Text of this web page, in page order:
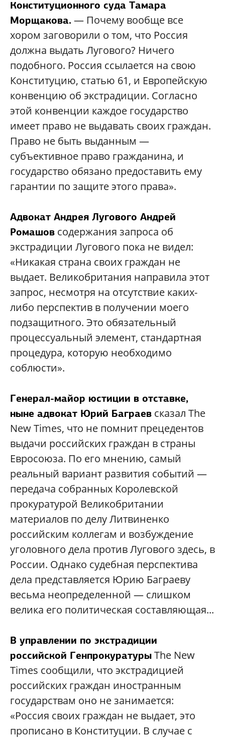
Конституционного суда Тамара
Морщакова. — Почему вообще все
хором заговорили о том, что Россия
должна выдать Лугового? Ничего
подобного. Россия ссылается на свою
Конституцию, статью 61, и Европейскую
конвенцию об экстрадиции. Согласно
этой конвенции каждое государство
имеет право не выдавать своих граждан.
Право не быть выданным —
субъективное право гражданина, и
государство обязано предоставить ему
гарантии по защите этого права».
Адвокат Андрея Лугового Андрей
Ромашов содержания запроса об
экстрадиции Лугового пока не видел:
«Никакая страна своих граждан не
выдает. Великобритания направила этот
запрос, несмотря на отсутствие каких-
либо перспектив в получении моего
подзащитного. Это обязательный
процессуальный элемент, стандартная
процедура, которую необходимо
соблюсти».
Генерал-майор юстиции в отставке,
ныне адвокат Юрий Баграев сказал The
New Times, что не помнит прецедентов
выдачи российских граждан в страны
Евросоюза. По его мнению, самый
реальный вариант развития событий —
передача собранных Королевской
прокуратурой Великобритании
материалов по делу Литвиненко
российским коллегам и возбуждение
уголовного дела против Лугового здесь, в
России. Однако судебная перспектива
дела представляется Юрию Баграеву
весьма неопределенной — слишком
велика его политическая составляющая...
В управлении по экстрадиции
российской ГенпрокуратурыThe New
Times сообщили, что экстрадицией
российских граждан иностранным
государствам оно не занимается:
«Россия своих граждан не выдает, это
прописано в Конституции. В случае с